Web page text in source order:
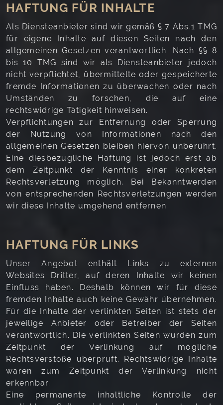
HAFTUNG FÜR INHALTE
Als Diensteanbieter sind wir gemäß § 7 Abs.1 TMG
für eigene Inhalte auf diesen Seiten nach den
allgemeinen Gesetzen verantwortlich. Nach §§ 8
bis 10 TMG sind wir als Diensteanbieter jedoch
nicht verpflichtet, übermittelte oder gespeicherte
fremde Informationen zu überwachen oder nach
Umständen zu forschen, die auf eine
rechtswidrige Tätigkeit hinweisen.
Verpflichtungen zur Entfernung oder Sperrung
der Nutzung von Informationen nach den
allgemeinen Gesetzen bleiben hiervon unberührt.
Eine diesbezügliche Haftung ist jedoch erst ab
dem Zeitpunkt der Kenntnis einer konkreten
Rechtsverletzung möglich. Bei Bekanntwerden
von entsprechenden Rechtsverletzungen werden
wir diese Inhalte umgehend entfernen.
HAFTUNG FÜR LINKS
Unser Angebot enthält Links zu externen
Websites Dritter, auf deren Inhalte wir keinen
Einfluss haben. Deshalb können wir für diese
fremden Inhalte auch keine Gewähr übernehmen.
Für die Inhalte der verlinkten Seiten ist stets der
jeweilige Anbieter oder Betreiber der Seiten
verantwortlich. Die verlinkten Seiten wurden zum
Zeitpunkt der Verlinkung auf mögliche
Rechtsverstöße überprüft. Rechtswidrige Inhalte
waren zum Zeitpunkt der Verlinkung nicht
erkennbar.
Eine permanente inhaltliche Kontrolle der